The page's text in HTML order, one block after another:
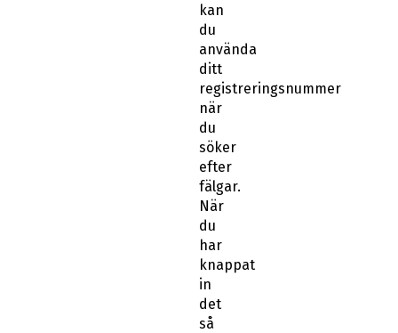
kan
du
använda
ditt
registreringsnummer
när
du
söker
efter
fälgar.
När
du
har
knappat
in
det
så